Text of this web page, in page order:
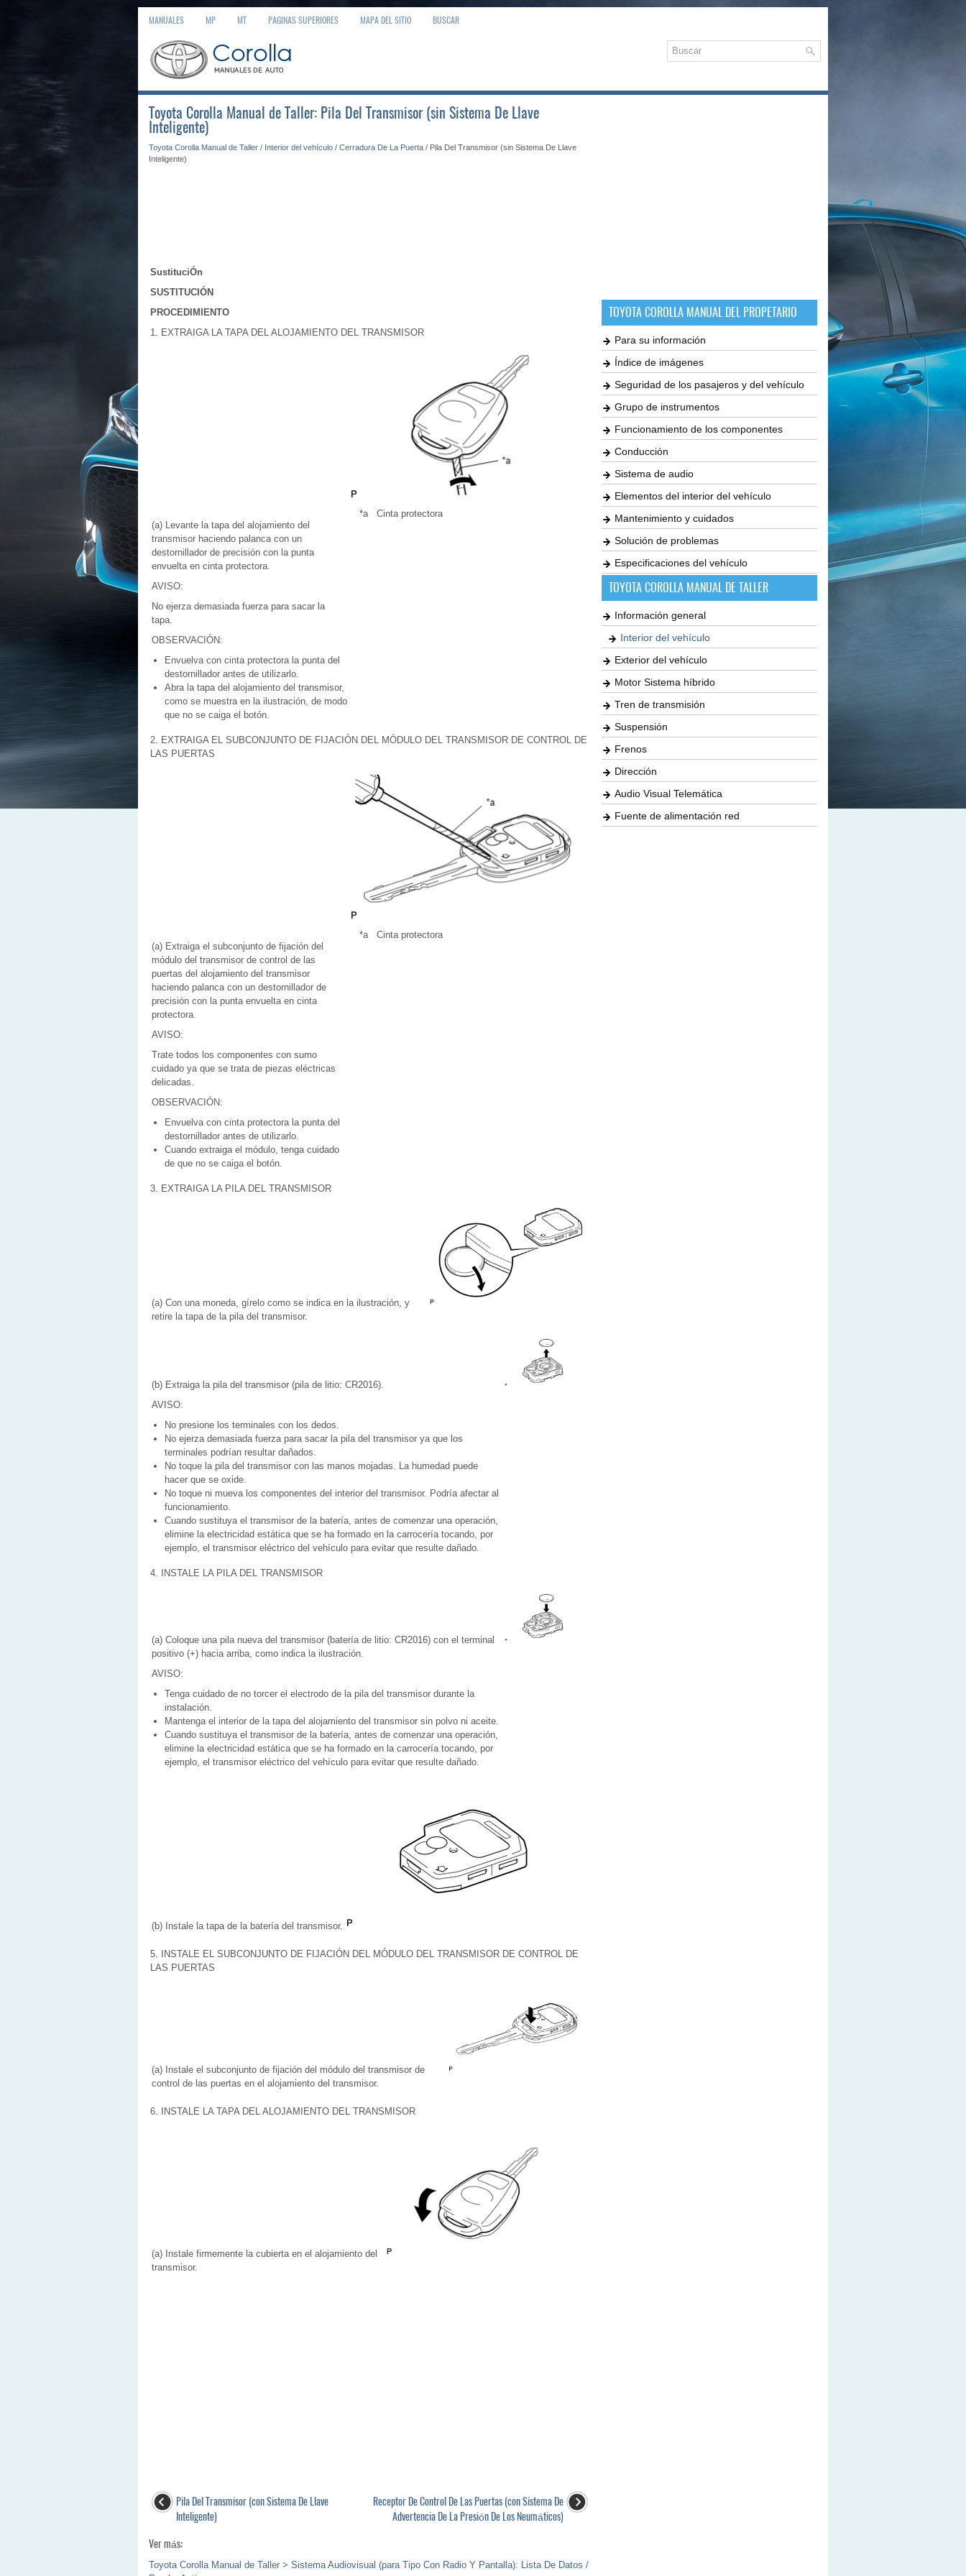
MANUALES MP MT PAGINAS SUPERIORES MAPA DEL SITIO BUSCAR
Toyota Corolla Manual de Taller: Pila Del Transmisor (sin Sistema De Llave
Inteligente)
Toyota Corolla Manual de Taller / Interior del vehículo / Cerradura De La Puerta / Pila Del Transmisor (sin Sistema De Llave
Inteligente)
SustituciÓn
SUSTITUCIÓN
PROCEDIMIENTO
1. EXTRAIGA LA TAPA DEL ALOJAMIENTO DEL TRANSMISOR
(a) Levante la tapa del alojamiento del
transmisor haciendo palanca con un
destornillador de precisión con la punta
envuelta en cinta protectora.
AVISO:
No ejerza demasiada fuerza para sacar la
tapa.
OBSERVACIÓN:
Envuelva con cinta protectora la punta del
destornillador antes de utilizarlo.
Abra la tapa del alojamiento del transmisor,
como se muestra en la ilustración, de modo
que no se caiga el botón.
*a Cinta protectora
2. EXTRAIGA EL SUBCONJUNTO DE FIJACIÓN DEL MÓDULO DEL TRANSMISOR DE CONTROL DE
LAS PUERTAS
(a) Extraiga el subconjunto de fijación del
módulo del transmisor de control de las
puertas del alojamiento del transmisor
haciendo palanca con un destornillador de
precisión con la punta envuelta en cinta
protectora.
AVISO:
Trate todos los componentes con sumo
cuidado ya que se trata de piezas eléctricas
delicadas.
OBSERVACIÓN:
Envuelva con cinta protectora la punta del
destornillador antes de utilizarlo.
Cuando extraiga el módulo, tenga cuidado
de que no se caiga el botón.
*a Cinta protectora
3. EXTRAIGA LA PILA DEL TRANSMISOR
(a) Con una moneda, gírelo como se indica en la ilustración, y
retire la tapa de la pila del transmisor.
(b) Extraiga la pila del transmisor (pila de litio: CR2016).
AVISO:
No presione los terminales con los dedos.
No ejerza demasiada fuerza para sacar la pila del transmisor ya que los
terminales podrían resultar dañados.
No toque la pila del transmisor con las manos mojadas. La humedad puede
hacer que se oxide.
No toque ni mueva los componentes del interior del transmisor. Podría afectar al
funcionamiento.
Cuando sustituya el transmisor de la batería, antes de comenzar una operación,
elimine la electricidad estática que se ha formado en la carrocería tocando, por
ejemplo, el transmisor eléctrico del vehículo para evitar que resulte dañado.
4. INSTALE LA PILA DEL TRANSMISOR
(a) Coloque una pila nueva del transmisor (batería de litio: CR2016) con el terminal
positivo (+) hacia arriba, como indica la ilustración.
AVISO:
Tenga cuidado de no torcer el electrodo de la pila del transmisor durante la
instalación.
Mantenga el interior de la tapa del alojamiento del transmisor sin polvo ni aceite.
Cuando sustituya el transmisor de la batería, antes de comenzar una operación,
elimine la electricidad estática que se ha formado en la carrocería tocando, por
ejemplo, el transmisor eléctrico del vehículo para evitar que resulte dañado.
(b) Instale la tapa de la batería del transmisor.
5. INSTALE EL SUBCONJUNTO DE FIJACIÓN DEL MÓDULO DEL TRANSMISOR DE CONTROL DE
LAS PUERTAS
(a) Instale el subconjunto de fijación del módulo del transmisor de
control de las puertas en el alojamiento del transmisor.
6. INSTALE LA TAPA DEL ALOJAMIENTO DEL TRANSMISOR
(a) Instale firmemente la cubierta en el alojamiento del
transmisor.
Pila Del Transmisor (con Sistema De Llave
Inteligente)
Receptor De Control De Las Puertas (con Sistema De
Advertencia De La Presión De Los Neumáticos)
Ver más:
Toyota Corolla Manual de Taller > Sistema Audiovisual (para Tipo Con Radio Y Pantalla): Lista De Datos /
TOYOTA COROLLA MANUAL DEL PROPETARIO
Para su información
Índice de imágenes
Seguridad de los pasajeros y del vehículo
Grupo de instrumentos
Funcionamiento de los componentes
Conducción
Sistema de audio
Elementos del interior del vehículo
Mantenimiento y cuidados
Solución de problemas
Especificaciones del vehículo
TOYOTA COROLLA MANUAL DE TALLER
Información general
Interior del vehículo
Exterior del vehículo
Motor Sistema híbrido
Tren de transmisión
Suspensión
Frenos
Dirección
Audio Visual Telemática
Fuente de alimentación red